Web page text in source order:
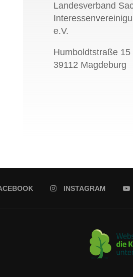
Landesverband
e.V.
Humboldtstraße 15
39112 Magdeburg
INSTAGRAM